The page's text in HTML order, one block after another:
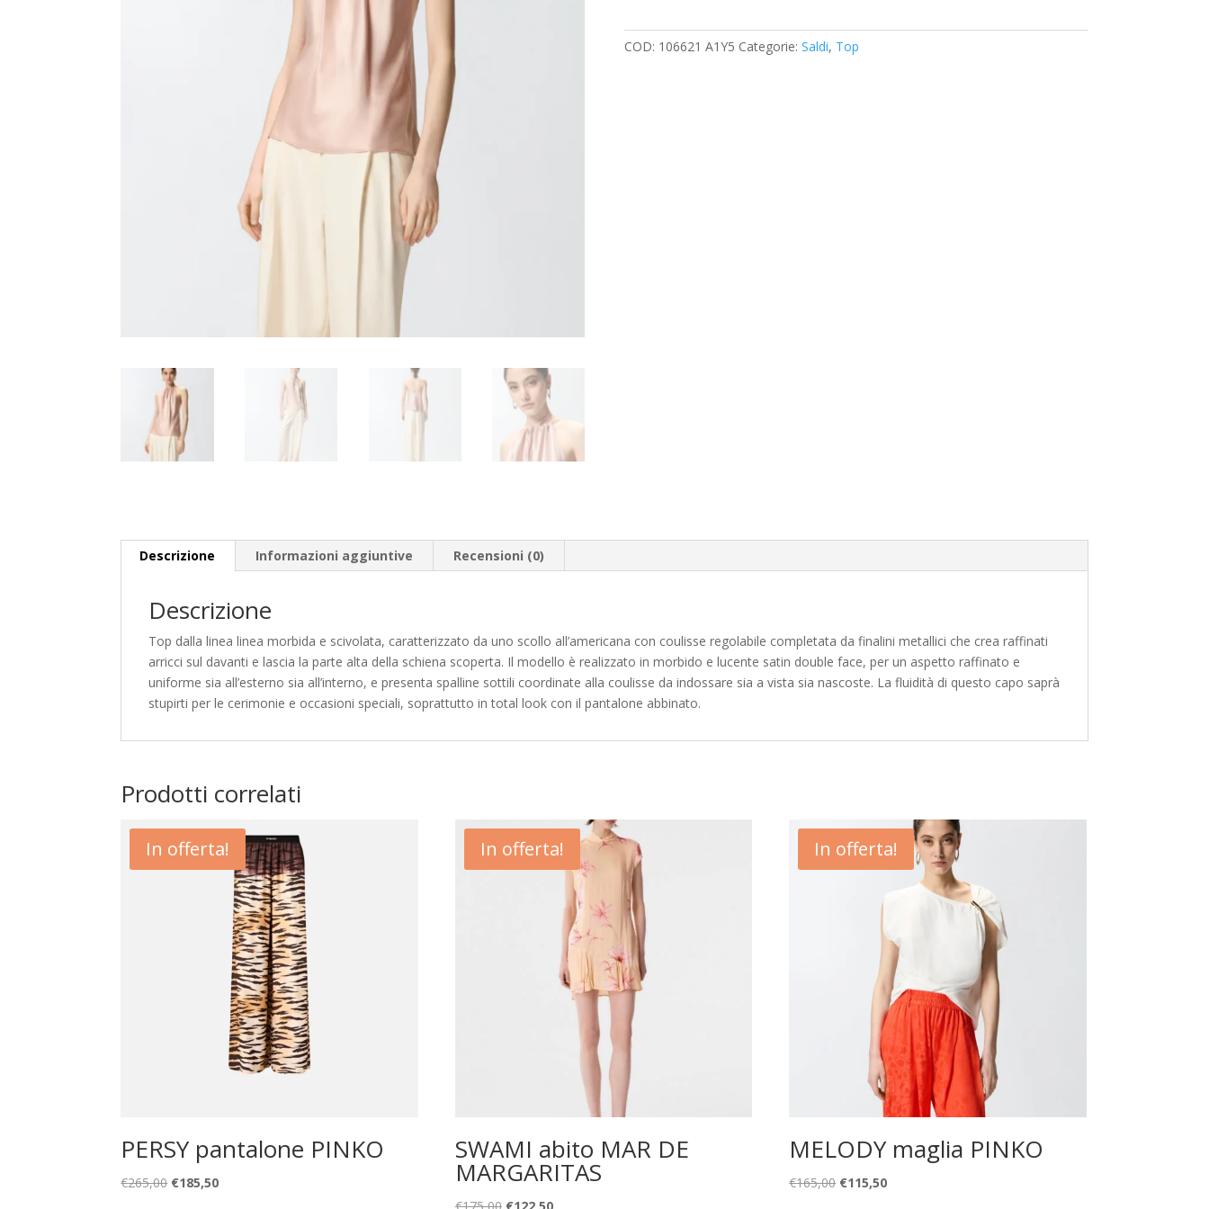
COD: 106621 A1Y5 Categorie: Saldi, Top
Descrizione Informazioni aggiuntive Recensioni (0)
Descrizione
Top dalla linea linea morbida e scivolata, caratterizzato da uno scollo all’americana con coulisse regolabile completata da finalini metallici che crea raffinati
arricci sul davanti e lascia la parte alta della schiena scoperta. Il modello è realizzato in morbido e lucente satin double face, per un aspetto raffinato e
uniforme sia all’esterno sia all’interno, e presenta spalline sottili coordinate alla coulisse da indossare sia a vista sia nascoste. La fluidità di questo capo saprà
stupirti per le cerimonie e occasioni speciali, soprattutto in total look con il pantalone abbinato.
Prodotti correlati
In offerta!
PERSY pantalone PINKO
€265,00 Il
€185,50Il
In offerta!
SWAMI abito MAR DE
MARGARITAS
€175,00 Il
€122,50Il
In offerta!
MELODY maglia PINKO
€165,00 Il
€115,50Il